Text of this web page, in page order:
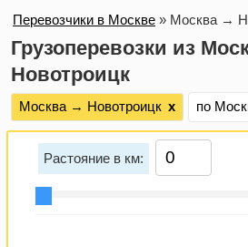
Перевозчики в Москве » Москва →
Грузоперевозки из
Новотроицк
Москва → Новотроицк х по
Растояние в км: